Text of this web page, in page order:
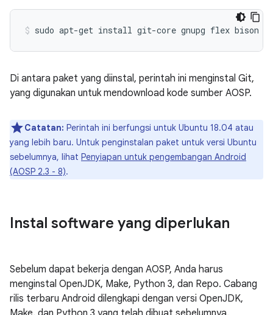
sudo apt-get install git-core gnupg flex bison
Di antara paket yang diinstal, perintah ini menginstal Git,
yang digunakan untuk mendownload kode sumber AOSP.
Catatan: Perintah ini berfungsi untuk Ubuntu 18.04 atau
yang lebih baru. Untuk penginstalan paket untuk versi Ubuntu
sebelumnya, lihat Penyiapan untuk pengembangan Android
(AOSP 2.3 - 8).
Instal software yang diperlukan
Sebelum dapat bekerja dengan AOSP, Anda harus
menginstal OpenJDK, Make, Python 3, dan Repo. Cabang
rilis terbaru Android dilengkapi dengan versi OpenJDK,